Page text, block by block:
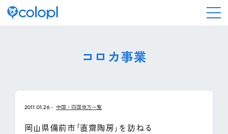
コロカ事業
2011.01.26 中国・四国地方一覧
岡山県備前市｢直齋陶房｣を訪ねる